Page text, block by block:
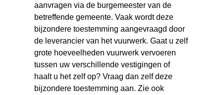
aanvragen via de burgemeester van de
betreffende gemeente. Vaak wordt deze
bijzondere toestemming aangevraagd door
de leverancier van het vuurwerk. Gaat u zelf
grote hoeveelheden vuurwerk vervoeren
tussen uw verschillende vestigingen of
haalt u het zelf op? Vraag dan zelf deze
bijzondere toestemming aan. Zie ook